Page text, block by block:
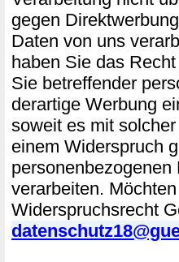
gegen
Daten von uns
haben Sie das
Sie betreffender
derartige Werbung
soweit es mit
einem Widerspruch
verarbeiten.
Widerspruchsrecht